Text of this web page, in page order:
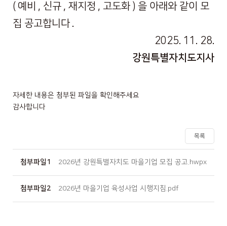
( 예비 , 신규 , 재지정 , 고도화 ) 을 아래와 같이 모
집 공고합니다 .
2025. 11. 28.
강원특별자치도지사
자세한 내용은 첨부된 파일을 확인해주세요
감사합니다
목록
첨부파일1 2026년 강원특별자치도 마을기업 모집 공고.hwpx
첨부파일2 2026년 마을기업 육성사업 시행지침.pdf